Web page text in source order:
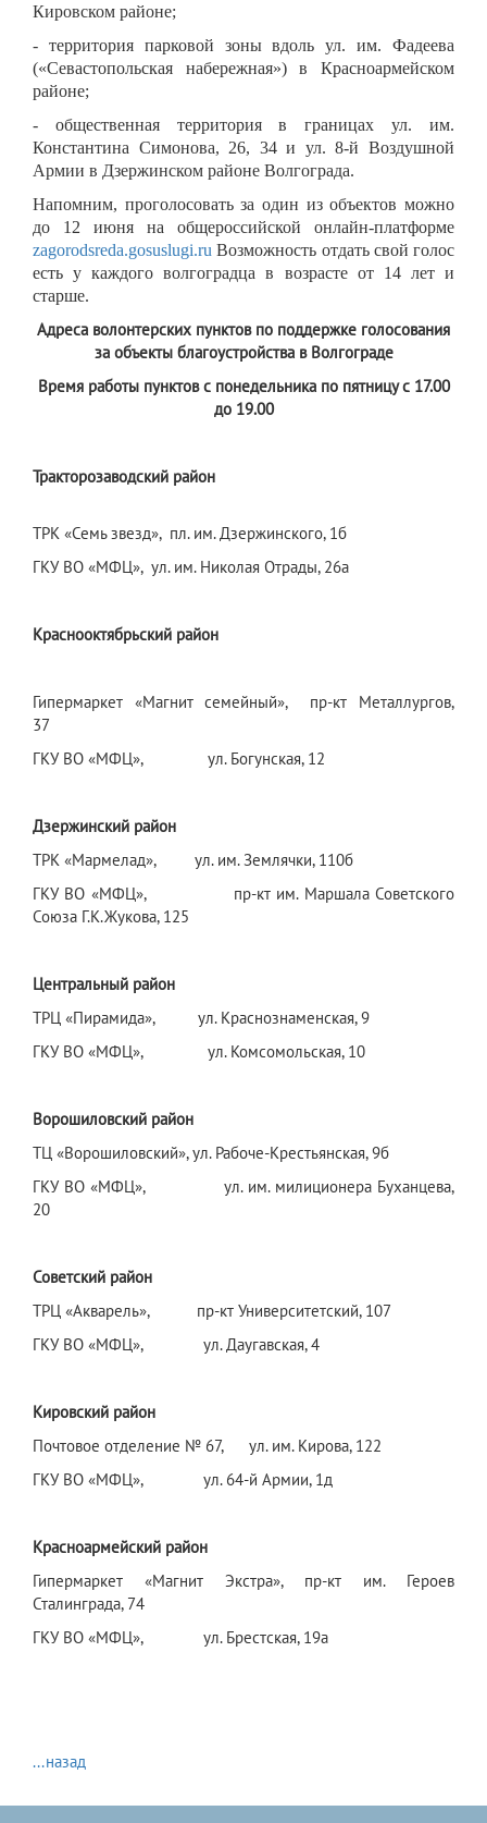
Кировском районе;
- территория парковой зоны вдоль ул. им. Фадеева
(«Севастопольская набережная») в Красноармейском
районе;
- общественная территория в границах ул. им.
Константина Симонова, 26, 34 и ул. 8-й Воздушной
Армии в Дзержинском районе Волгограда.
Напомним, проголосовать за один из объектов можно
до 12 июня на общероссийской онлайн-платформе
zagorodsreda.gosuslugi.ru Возможность отдать свой голос
есть у каждого волгоградца в возрасте от 14 лет и
старше.
Адреса волонтерских пунктов по поддержке голосования
за объекты благоустройства в Волгограде
Время работы пунктов с понедельника по пятницу с 17.00
до 19.00
Тракторозаводский район
ТРК «Семь звезд», пл. им. Дзержинского, 1б
ГКУ ВО «МФЦ», ул. им. Николая Отрады, 26а
Краснооктябрьский район
Гипермаркет «Магнит семейный», пр-кт Металлургов,
37
ГКУ ВО «МФЦ», ул. Богунская, 12
Дзержинский район
ТРК «Мармелад», ул. им. Землячки, 110б
ГКУ ВО «МФЦ», пр-кт им. Маршала Советского
Союза Г.К.Жукова, 125
Центральный район
ТРЦ «Пирамида», ул. Краснознаменская, 9
ГКУ ВО «МФЦ», ул. Комсомольская, 10
Ворошиловский район
ТЦ «Ворошиловский», ул. Рабоче-Крестьянская, 9б
ГКУ ВО «МФЦ», ул. им. милиционера Буханцева,
20
Советский район
ТРЦ «Акварель», пр-кт Университетский, 107
ГКУ ВО «МФЦ», ул. Даугавская, 4
Кировский район
Почтовое отделение № 67, ул. им. Кирова, 122
ГКУ ВО «МФЦ», ул. 64-й Армии, 1д
Красноармейский район
Гипермаркет «Магнит Экстра», пр-кт им. Героев
Сталинграда, 74
ГКУ ВО «МФЦ», ул. Брестская, 19а
...назад